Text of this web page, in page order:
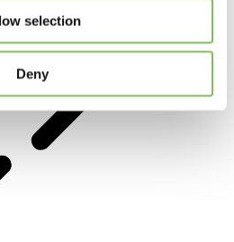
selection
Deny